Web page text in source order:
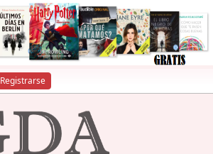
Registrarse